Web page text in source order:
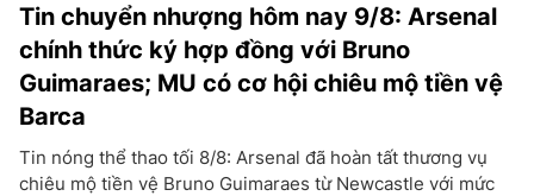
Tin chuyển nhượng hôm nay 9/8: Arsenal
chính thức ký hợp đồng với Bruno
Guimaraes; MU có cơ hội chiêu mộ tiền vệ
Barca
Tin nóng thể thao tối 8/8: Arsenal đã hoàn tất thương vụ
chiêu mộ tiền vệ Bruno Guimaraes từ Newcastle với mức